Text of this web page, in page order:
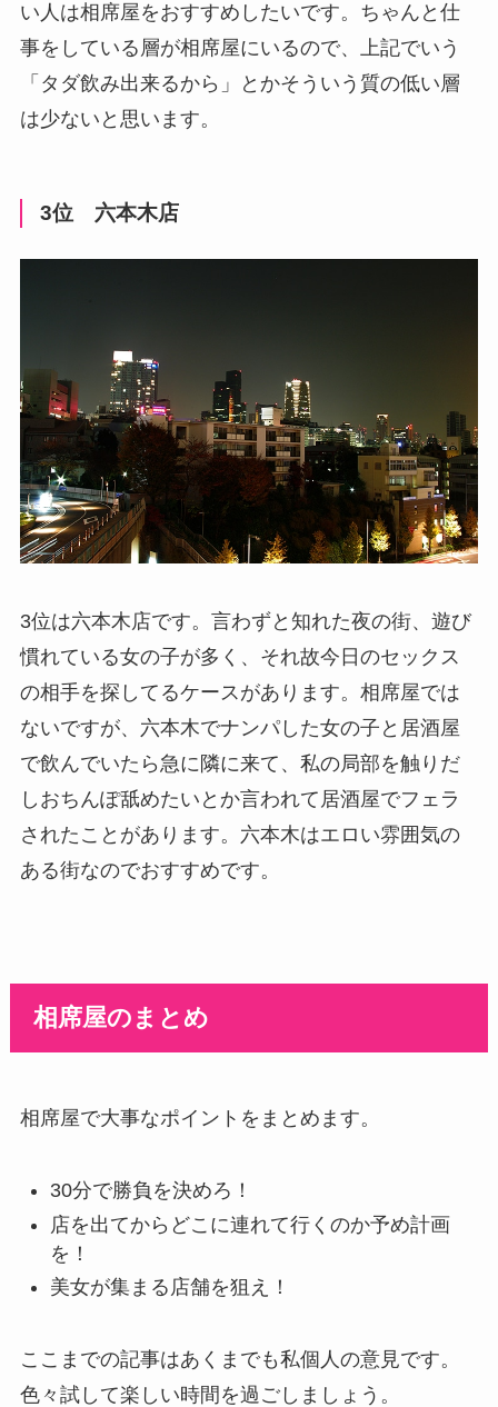
い人は相席屋をおすすめしたいです。ちゃんと仕
事をしている層が相席屋にいるので、上記でいう
「タダ飲み出来るから」とかそういう質の低い層
は少ないと思います。
3位 六本木店
3位は六本木店です。言わずと知れた夜の街、遊び
慣れている女の子が多く、それ故今日のセックス
の相手を探してるケースがあります。相席屋では
ないですが、六本木でナンパした女の子と居酒屋
で飲んでいたら急に隣に来て、私の局部を触りだ
しおちんぽ舐めたいとか言われて居酒屋でフェラ
されたことがあります。六本木はエロい雰囲気の
ある街なのでおすすめです。
相席屋のまとめ
相席屋で大事なポイントをまとめます。
30分で勝負を決めろ！
店を出てからどこに連れて行くのか予め計画
を！
美女が集まる店舗を狙え！
ここまでの記事はあくまでも私個人の意見です。
色々試して楽しい時間を過ごしましょう。